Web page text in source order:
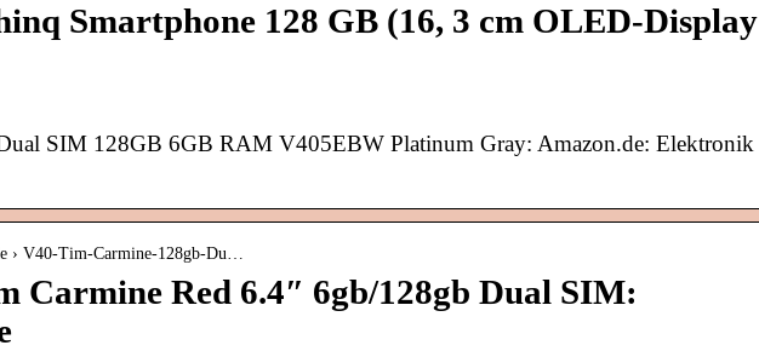
Smartphone 128 GB (16, 3 cm OLED-Display
SIM 128GB 6GB RAM V405EBW Platinum Gray: Amazon.de: Elektronik
› V40-Tim-Carmine-128gb-Du…
Carmine Red 6.4″ 6gb/128gb Dual SIM: